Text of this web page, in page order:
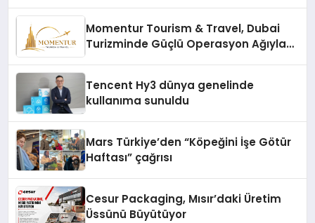
Momentur Tourism & Travel, Dubai
Turizminde Güçlü Operasyon Ağıyla
Tencent Hy3 dünya genelinde
kullanıma sunuldu
Mars Türkiye’den “Köpeğini İşe Götür
Haftası” çağrısı
Cesur Packaging, Mısır’daki Üretim
Üssünü Büyütüyor